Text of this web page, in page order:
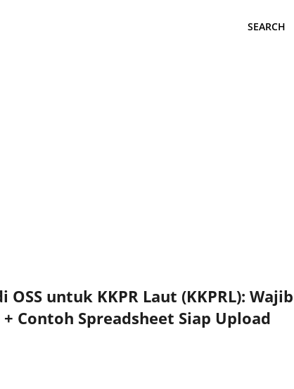
SEARCH
untuk KKPR Laut (KKPRL): Wajib
Contoh Spreadsheet Siap Upload